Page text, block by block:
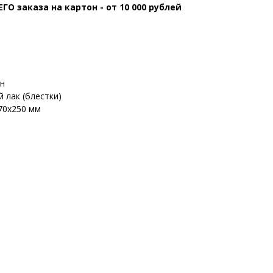
заказа на картон - от 10 000 рублей
лак (блестки)
мм